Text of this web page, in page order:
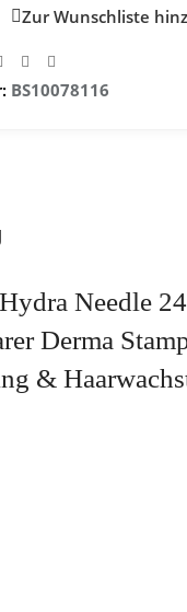
Zur Wunschliste
BS10078116
Hydra Needle 24
Derma
&